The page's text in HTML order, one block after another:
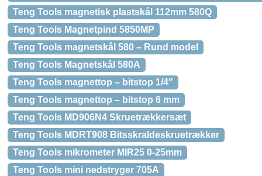
Teng Tools magnetisk plastskål 112mm 580Q
Teng Tools Magnetpind 5850MP
Teng Tools magnetskål 580 – Rund model
Teng Tools Magnetskål 580A
Teng Tools magnettop – bitstop 1/4″
Teng Tools magnettop – bitstop 6 mm
Teng Tools MD906N4 Skruetrækkersæt
Teng Tools MDRT908 Bitsskraldeskruetrækker
Teng Tools mikrometer MIR25 0-25mm
Teng Tools mini nedstryger 705A